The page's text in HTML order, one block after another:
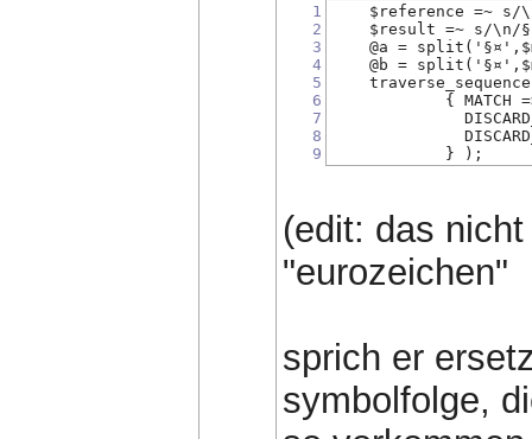
1
2
3
4
5
6
7
8
9
$reference =~ s/
$result =~ s/\n/
@a =
@b =
{ MATCH =>
DISCARD_A
DISCARD_B
} );
(edit: das
"eurozeichen"
sprich er
symbolfolge,